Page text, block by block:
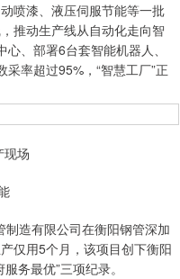
漆、液压伺服节能等一批
推动生产线从自动化走向智
、部署6台套智能机器人、
率超过95%，“智慧工厂”正
现场
造有限公司在衡阳钢管深加
仅用5个月，该项目创下衡阳
务最优”三项纪录。